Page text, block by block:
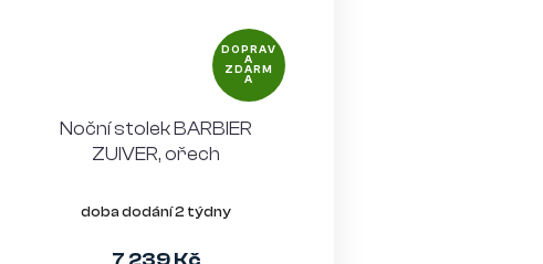
DOPRAV
A
ZDARM
A
Noční stolek BARBIER
ZUIVER, ořech
doba dodání 2 týdny